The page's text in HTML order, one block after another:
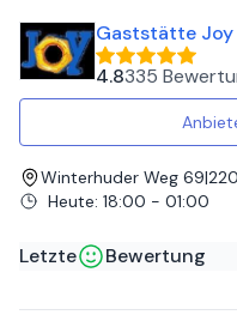
Gaststätte Joy
4.8335
Winterhuder Weg 69|
Heute: 18:00 - 01:00
Letzte Bewertung
Nasem A auf